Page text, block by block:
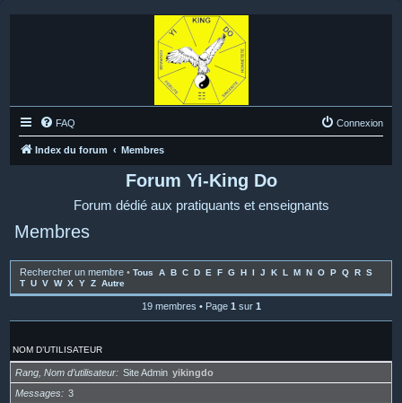
FAQ Connexion
Index du forum Membres
Forum Yi-King Do
Forum dédié aux pratiquants et enseignants
Membres
Rechercher un membre • Tous A B C D E F G H I J K L M N O P Q R S
T U V W X Y Z Autre
19 membres • Page 1 sur 1
NOM D’UTILISATEUR
Rang, Nom d’utilisateur Site Admin yikingdo
Messages
3